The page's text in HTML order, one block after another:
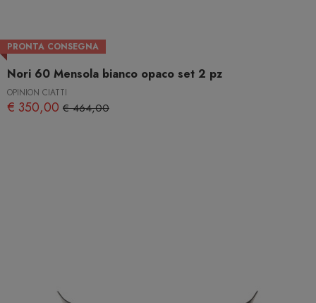
PRONTA CONSEGNA
Nori 60 Mensola bianco opaco set 2 pz
OPINION CIATTI
€ 350,00 € 464,00